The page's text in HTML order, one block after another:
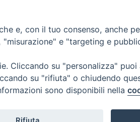
Duomo,1 - 52100 Arezzo
e, con il tuo consenso, anche
e "targeting e
Cliccando su "personalizza"
su "rifiuta" o chiudendo
sono disponibili nella